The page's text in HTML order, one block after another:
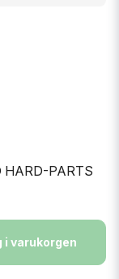
HARD-PARTS
i varukorgen